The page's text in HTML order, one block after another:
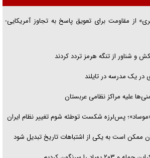
گزارش «جوان» از قوانین سخت‌گیرانه ۶ قاره در برابر یورش به پاسگاه‌های
به حزب‌الله/ مقاومت نقشه راه آینده غرب آسیا
از مقاومت برای تعویق پاسخ به تجاوز آمریکایی-
علیه مراکز نظامی عربستان
پس‌لرزه شکست توطئه شوم تغییر نظام ایران
ممکن است به یکی از اشتباهات تاریخ تبدیل شود